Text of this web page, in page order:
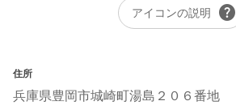
アイコンの説明 help
住所
兵庫県豊岡市城崎町湯島２０６番地